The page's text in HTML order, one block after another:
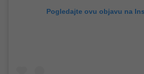
Pogledajte ovu objavu na